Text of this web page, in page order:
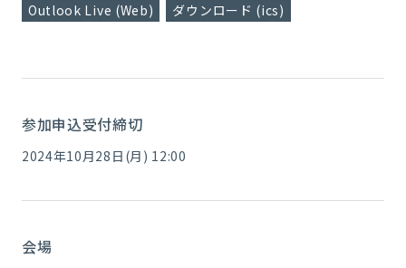
Outlook Live (Web)
ダウンロード (ics)
参加申込受付締切
2024年10月28日(月) 12:00
会場